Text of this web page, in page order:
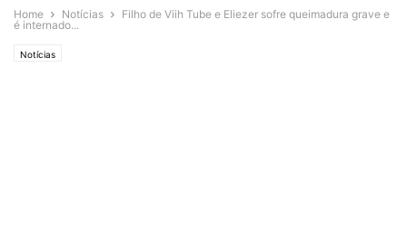
Home Notícias
Filho de Viih Tube e Eliezer sofre queimadura grave e
é internado...
Notícias